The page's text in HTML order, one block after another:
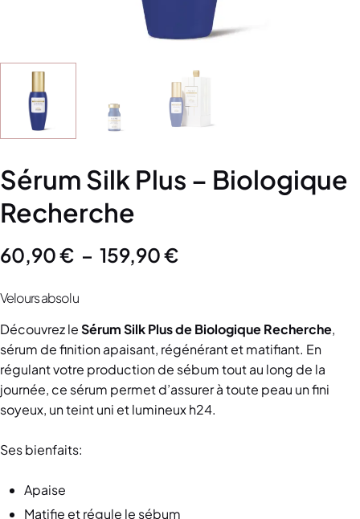
Sérum Silk Plus – Biologique
Recherche
60,90€ – 159,90€
Velours absolu
Découvrez leSérum Silk Plusde BiologiqueRecherche,
sérum de finition apaisant, régénérant et matifiant. En
régulant votre production de sébum tout au long de la
journée, ce sérum permet d’assurer à toute peau un fini
soyeux, un teint uni et lumineux h24.
Ses bienfaits:
Apaise
Matifie et régule le sébum